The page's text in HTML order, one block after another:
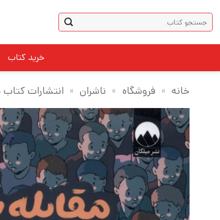
content
جستجو
برای:
خرید کتاب
خانه » فروشگاه » ناشران » انتشارات کتاب